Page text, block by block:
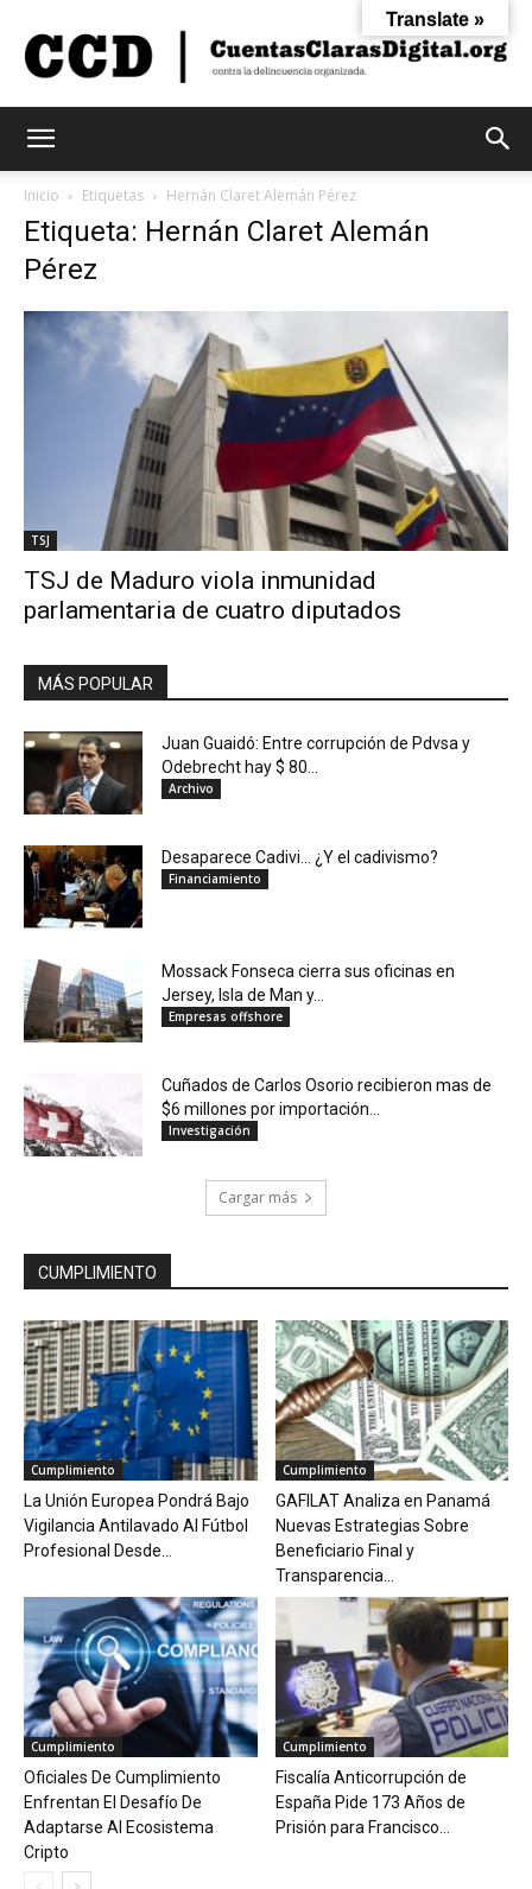
Digital
Inicio Etiquetas Hernán Claret Alemán Pérez
Etiqueta: Hernán Claret Alemán
Pérez
TSJ
TSJ de Maduro viola inmunidad
parlamentaria de cuatro diputados
MÁS POPULAR
Juan Guaidó: Entre corrupción de Pdvsa y
Odebrecht hay $ 80...
Archivo
Desaparece Cadivi… ¿Y el cadivismo?
Financiamiento
Mossack Fonseca cierra sus oficinas en
Jersey, Isla de Man y...
Empresas offshore
Cuñados de Carlos Osorio recibieron mas de
$6 millones por importación...
Investigación
Cargar más
CUMPLIMIENTO
Cumplimiento
La Unión Europea Pondrá Bajo
Vigilancia Antilavado Al Fútbol
Profesional Desde...
Cumplimiento
GAFILAT Analiza en Panamá
Nuevas Estrategias Sobre
Beneficiario Final y
Transparencia...
Cumplimiento
Oficiales De Cumplimiento
Enfrentan El Desafío De
Adaptarse Al Ecosistema
Cripto
Cumplimiento
Fiscalía Anticorrupción de
España Pide 173 Años de
Prisión para Francisco...
Translate »